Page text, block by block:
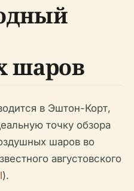
шаров
в Эштон-Корт,
точку обзора
шаров во
августовского
).